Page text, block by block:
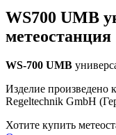
WS700 UMB
метеостанция
WS-700 UMB
Изделие произведено
Regeltechnik GmbH
Хотите купить